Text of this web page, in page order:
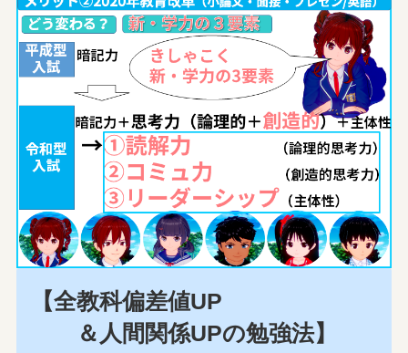
【全教科偏差値UP
＆人間関係UPの勉強法】